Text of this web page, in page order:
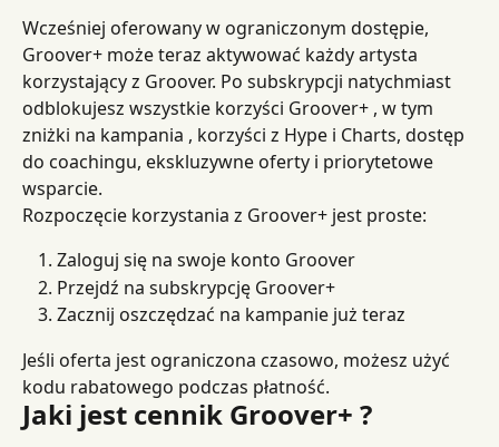
Wcześniej oferowany w ograniczonym dostępie,
Groover+ może teraz aktywować każdy artysta
korzystający z Groover. Po subskrypcji natychmiast
odblokujesz wszystkie korzyści Groover+ , w tym
zniżki na kampania , korzyści z Hype i Charts, dostęp
do coachingu, ekskluzywne oferty i priorytetowe
wsparcie.
Rozpoczęcie korzystania z Groover+ jest proste:
Zaloguj się na swoje konto Groover
Przejdź na subskrypcję Groover+
Zacznij oszczędzać na kampanie już teraz
Jeśli oferta jest ograniczona czasowo, możesz użyć
kodu rabatowego podczas płatność.
Jaki jest cennik Groover+ ?